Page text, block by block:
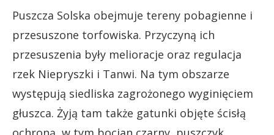
Puszcza Solska obejmuje tereny pobagienne i
przesuszone torfowiska. Przyczyną ich
przesuszenia były melioracje oraz regulacja
rzek Niepryszki i Tanwi. Na tym obszarze
występują siedliska zagrożonego wyginięciem
głuszca. Żyją tam także gatunki objęte ścisłą